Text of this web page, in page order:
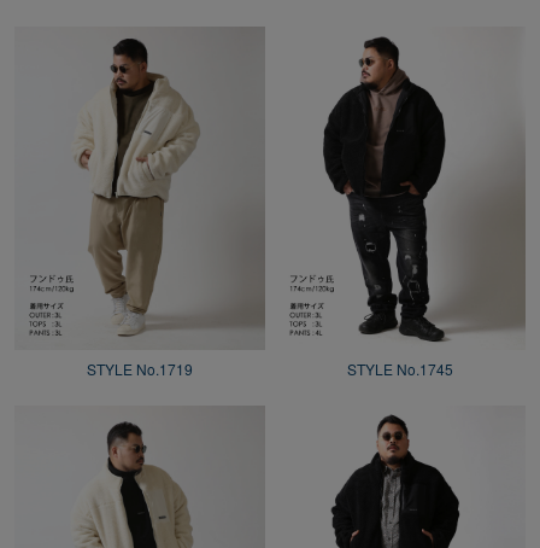
STYLE No.1719 STYLE No.1745